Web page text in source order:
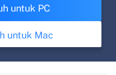
untuk PC
untuk Mac